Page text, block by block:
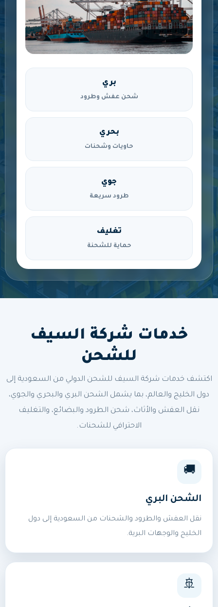
بري
شحن عفش وطرود
بحري
حاويات وشحنات
جوي
طرود سريعة
تغليف
حماية للشحنة
خدمات شركة السيف
للشحن
اكتشف خدمات شركة السيف للشحن الدولي من السعودية إلى
دول الخليج والعالم، بما يشمل الشحن البري والبحري والجوي،
نقل العفش والأثاث، شحن الطرود والبضائع، والتغليف
الاحترافي للشحنات.
🚚
الشحن البري
نقل العفش والطرود والشحنات من السعودية إلى دول
الخليج والوجهات البرية.
🚢